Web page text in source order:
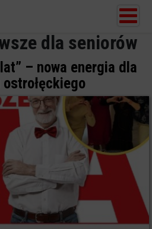
dla seniorów
– nowa energia dla